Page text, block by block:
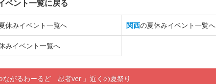
ベント一覧に戻る
休みイベント一覧へ 関西の夏休みイベント一覧へ
みイベント一覧へ
ながるわーるど 忍者ver.」近くの夏祭り